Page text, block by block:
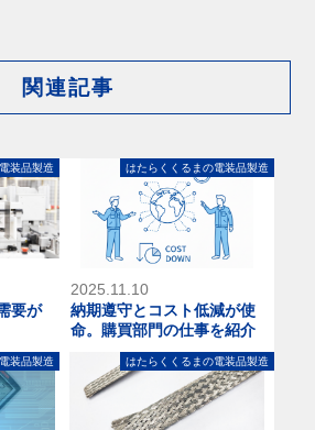
関連記事
要が
装品製造
2025.11.10
納期遵守とコスト低減が使
命。購買部門の仕事を紹介
はたらくくるまの電装品製造
装品製造 はたらくくるまの電装品製造